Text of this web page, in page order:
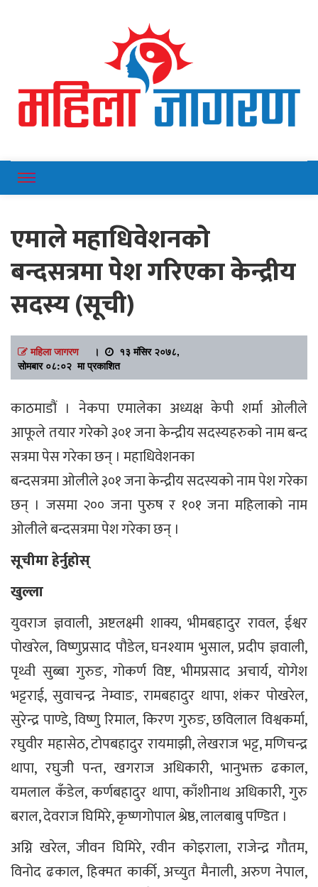
Mahilajagaran
एमाले महाधिवेशनको
बन्दसत्रमा पेश गरिएका केन्द्रीय
सदस्य (सूची)
महिला जागरण।
१३ मंसिर २०७८,
सोमबार ०८:०२ मा प्रकाशित
काठमाडौं । नेकपा एमालेका अध्यक्ष केपी शर्मा ओलीले
आफूले तयार गरेको ३०१ जना केन्द्रीय सदस्यहरुको नाम बन्द
सत्रमा पेस गरेका छन् । महाधिवेशनका
बन्दसत्रमा ओलीले ३०१ जना केन्द्रीय सदस्यको नाम पेश गरेका
छन् । जसमा २०० जना पुरुष र १०१ जना महिलाको नाम
ओलीले बन्दसत्रमा पेश गरेका छन् ।
सूचीमा हेर्नुहोस्
खुल्ला
युवराज ज्ञवाली, अष्टलक्ष्मी शाक्य, भीमबहादुर रावल, ईश्वर
पोखरेल, विष्णुप्रसाद पौडेल, घनश्याम भुसाल, प्रदीप ज्ञवाली,
पृथ्वी सुब्बा गुरुङ, गोकर्ण विष्ट, भीमप्रसाद अचार्य, योगेश
भट्टराई, सुवाचन्द्र नेम्वाङ, रामबहादुर थापा, शंकर पोखरेल,
सुरेन्द्र पाण्डे, विष्णु रिमाल, किरण गुरुङ, छविलाल विश्वकर्मा,
रघुवीर महासेठ, टोपबहादुर रायमाझी, लेखराज भट्ट, मणिचन्द्र
थापा, रघुजी पन्त, खगराज अधिकारी, भानुभक्त ढकाल,
यमलाल कँडेल, कर्णबहादुर थापा, काँशीनाथ अधिकारी, गुरु
बराल, देवराज घिमिरे, कृष्णगोपाल श्रेष्ठ, लालबाबु पण्डित ।
अग्नि खरेल, जीवन घिमिरे, रवीन कोइराला, राजेन्द्र गौतम,
विनोद ढकाल, हिक्मत कार्की, अच्युत मैनाली, अरुण नेपाल,